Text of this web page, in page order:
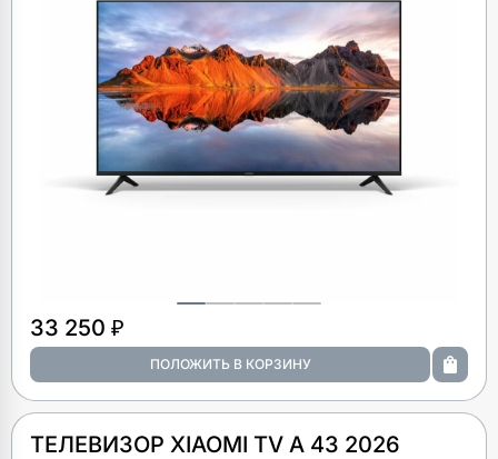
33 250 ₽
ТЕЛЕВИЗОР XIAOMI TV A 43 2026